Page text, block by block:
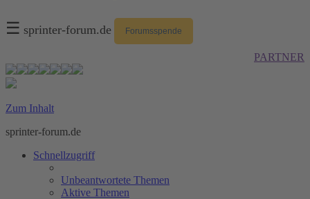
☰ sprinter-forum.de Forumsspende
PARTNER
Zum Inhalt
sprinter-forum.de
Schnellzugriff
Unbeantwortete Themen
Aktive Themen